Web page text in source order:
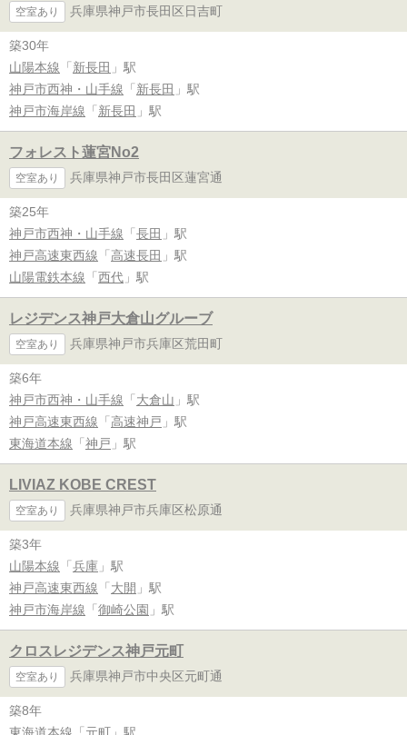
空室あり 兵庫県神戸市長田区日吉町
築30年
山陽本線 「 新長田 」駅
神戸市西神・山手線 「 新長田 」駅
神戸市海岸線 「 新長田 」駅
フォレスト蓮宮No2
空室あり 兵庫県神戸市長田区蓮宮通
築25年
神戸市西神・山手線 「 長田 」駅
神戸高速東西線 「 高速長田 」駅
山陽電鉄本線 「 西代 」駅
レジデンス神戸大倉山グルーブ
空室あり 兵庫県神戸市兵庫区荒田町
築6年
神戸市西神・山手線 「 大倉山 」駅
神戸高速東西線 「 高速神戸 」駅
東海道本線 「 神戸 」駅
LIVIAZ KOBE CREST
空室あり 兵庫県神戸市兵庫区松原通
築3年
山陽本線 「 兵庫 」駅
神戸高速東西線 「 大開 」駅
神戸市海岸線 「 御崎公園 」駅
クロスレジデンス神戸元町
空室あり 兵庫県神戸市中央区元町通
築8年
東海道本線 「 元町 」駅